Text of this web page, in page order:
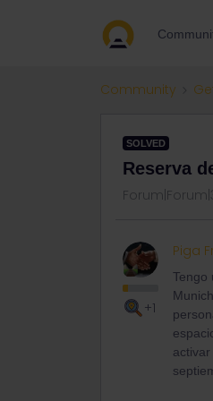
Community
SOLVED
Reserva
+1
Piga
Tengo